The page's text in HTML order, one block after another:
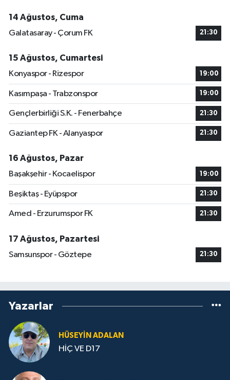
14 Ağustos, Cuma
Galatasaray - Çorum FK
21:30
15 Ağustos, Cumartesi
Konyaspor - Rizespor
19:00
Kasımpaşa - Trabzonspor 19:00
Gençlerbirliği S.K. - Fenerbahçe 21:30
Gaziantep FK - Alanyaspor 21:30
16 Ağustos, Pazar
Başakşehir - Kocaelispor
19:00
Beşiktaş - Eyüpspor 21:30
Amed - Erzurumspor FK 21:30
17 Ağustos, Pazartesi
Samsunspor - Göztepe
21:30
Yazarlar
HÜSEYIN ADALAN
HİÇ VE D17